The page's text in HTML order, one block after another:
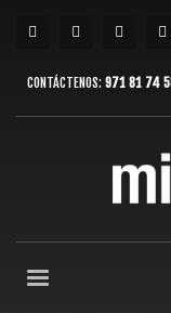
CONTÁCTENOS: 971 81 74